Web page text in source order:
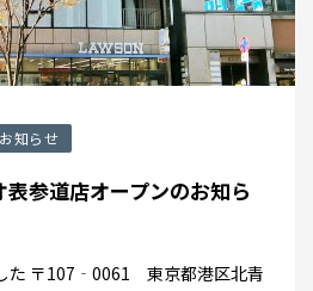
知らせ
参道店オープンのお知ら
た 〒107‐0061 東京都港区北青